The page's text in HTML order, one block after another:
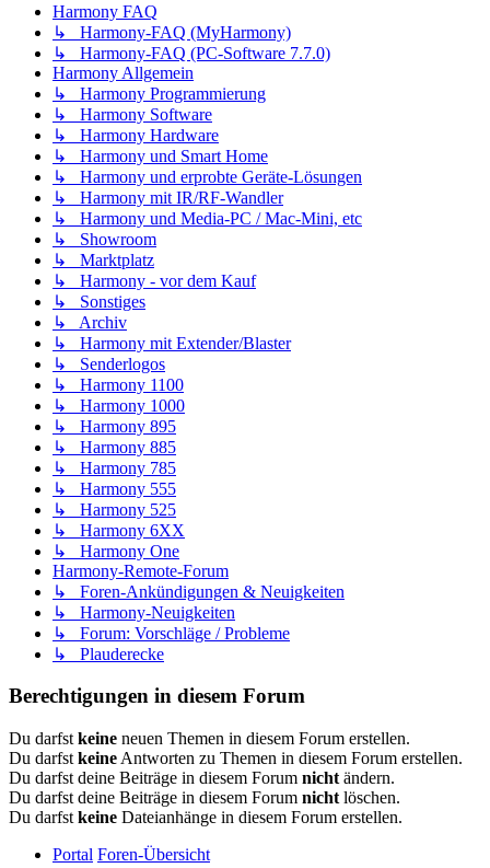
Harmony FAQ
↳ Harmony-FAQ (MyHarmony)
↳ Harmony-FAQ (PC-Software 7.7.0)
Harmony Allgemein
↳ Harmony Programmierung
↳ Harmony Software
↳ Harmony Hardware
↳ Harmony und Smart Home
↳ Harmony und erprobte Geräte-Lösungen
↳ Harmony mit IR/RF-Wandler
↳ Harmony und Media-PC / Mac-Mini, etc
↳ Showroom
↳ Marktplatz
↳ Harmony - vor dem Kauf
↳ Sonstiges
↳ Archiv
↳ Harmony mit Extender/Blaster
↳ Senderlogos
↳ Harmony 1100
↳ Harmony 1000
↳ Harmony 895
↳ Harmony 885
↳ Harmony 785
↳ Harmony 555
↳ Harmony 525
↳ Harmony 6XX
↳ Harmony One
Harmony-Remote-Forum
↳ Foren-Ankündigungen & Neuigkeiten
↳ Harmony-Neuigkeiten
↳ Forum: Vorschläge / Probleme
↳ Plauderecke
Berechtigungen in diesem Forum
Du darfst keine neuen Themen in diesem Forum erstellen.
Du darfst keine Antworten zu Themen in diesem Forum erstellen.
Du darfst deine Beiträge in diesem Forum nicht ändern.
Du darfst deine Beiträge in diesem Forum nicht löschen.
Du darfst keine Dateianhänge in diesem Forum erstellen.
Portal Foren-Übersicht